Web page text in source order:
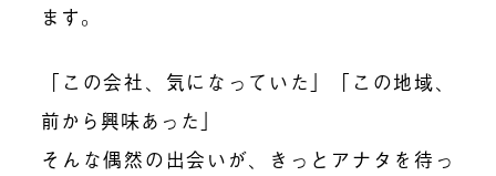
ます。
「この会社、気になっていた」「この地域、
前から興味あった」
そんな偶然の出会いが、きっとアナタを待っ